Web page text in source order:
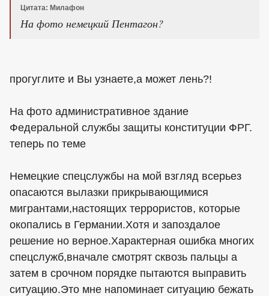
Цитата: Милафон
На фото немецкий Пентагон?
прогуглите и Вы узнаете,а может лень?!
На фото административное здание
Федеральной службы защиты конституции ФРГ.
теперь по теме
Немецкие спецслужбы на мой взгляд всерьез
опасаются вылазки прикрывающимися
мигрантами,настоящих террористов, которые
окопались в Германии.Хотя и запоздалое
решение но верное.Характерная ошибка многих
спецслужб,вначале смотрят сквозь пальцы а
затем в срочном порядке пытаются выправить
ситуацию.Это мне напоминает ситуацию бежать